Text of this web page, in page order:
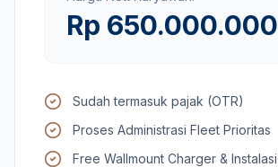
Rp 650.000.000
Sudah termasuk pajak (OTR)
Proses Administrasi Fleet Prioritas
Free Wallmount Charger & Instalasi